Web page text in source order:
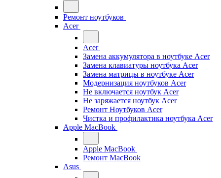
Ремонт ноутбуков
Acer
Acer
Замена аккумулятора в ноутбуке Acer
Замена клавиатуры ноутбука Acer
Замена матрицы в ноутбуке Acer
Модернизация ноутбуков Acer
Не включается ноутбук Acer
Не заряжается ноутбук Acer
Ремонт Ноутбуков Acer
Чистка и профилактика ноутбука Acer
Apple MacBook
Apple MacBook
Ремонт MacBook
Asus